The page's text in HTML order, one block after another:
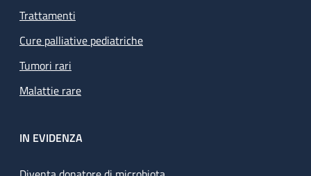
Trattamenti
Cure palliative pediatriche
Tumori rari
Malattie rare
IN EVIDENZA